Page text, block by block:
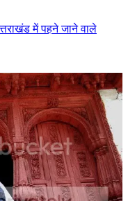
में पहने जाने वाले